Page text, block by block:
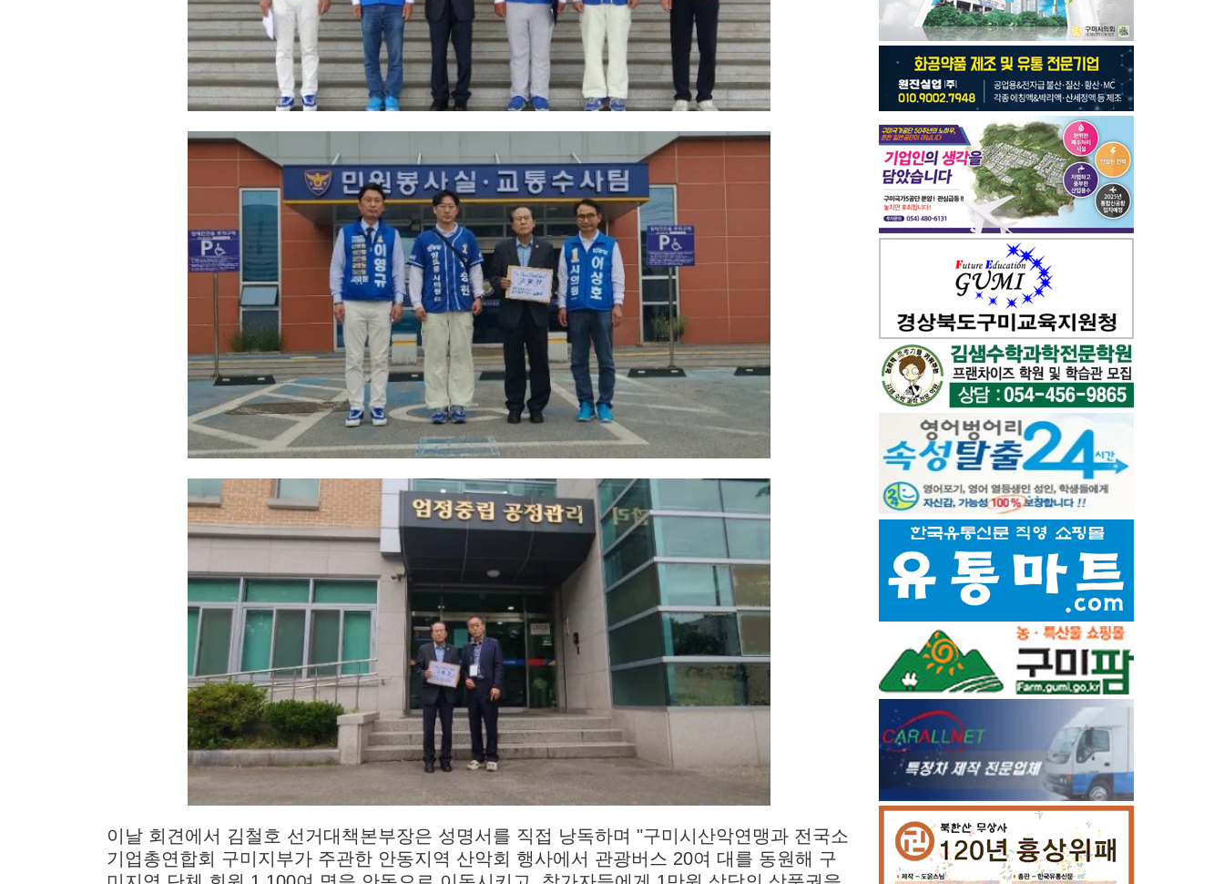
이날 회견에서 김철호 선거대책본부장은 성명서를 직접 낭독하며 "구미시산악연맹과 전국소
기업총연합회 구미지부가 주관한 안동지역 산악회 행사에서 관광버스 20여 대를 동원해 구